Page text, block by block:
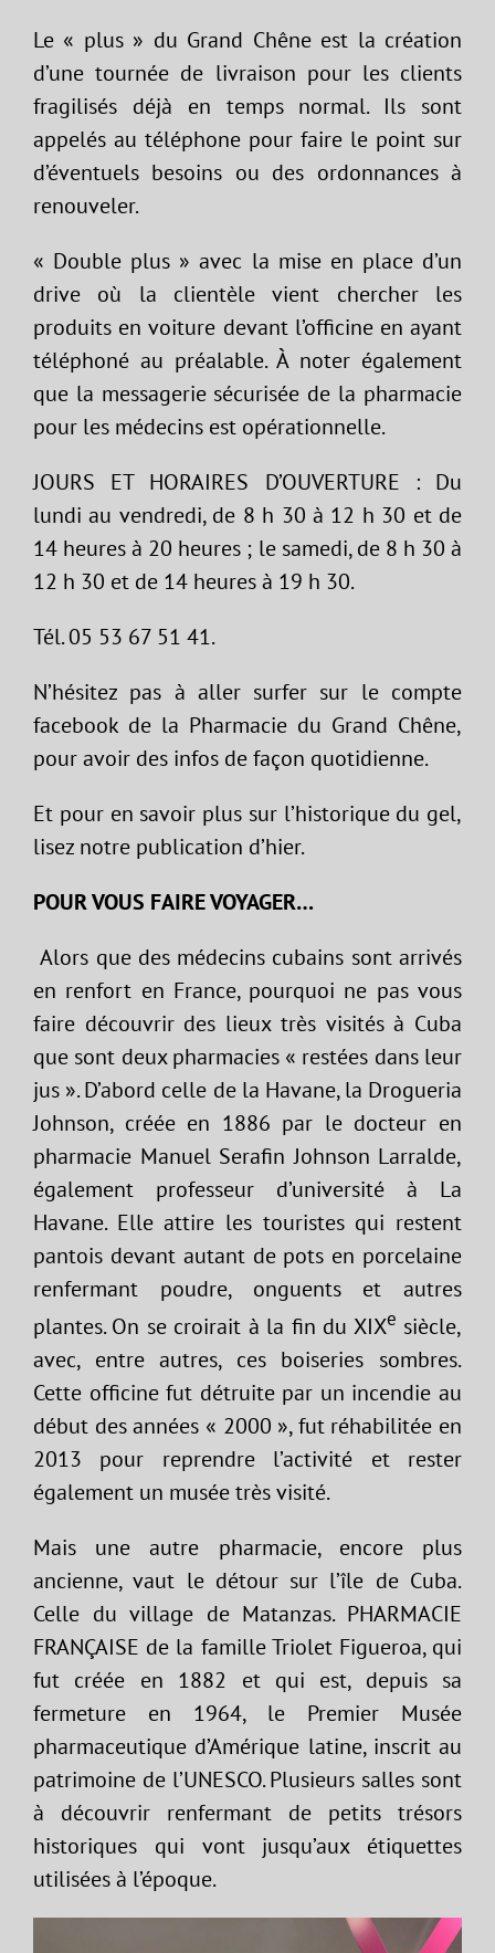
Le « plus » du Grand Chêne est la création
d’une tournée de livraison pour les clients
fragilisés déjà en temps normal. Ils sont
appelés au téléphone pour faire le point sur
d’éventuels besoins ou des ordonnances à
renouveler.
« Double plus » avec la mise en place d’un
drive où la clientèle vient chercher les
produits en voiture devant l’officine en ayant
téléphoné au préalable. À noter également
que la messagerie sécurisée de la pharmacie
pour les médecins est opérationnelle.
JOURS ET HORAIRES D’OUVERTURE : Du
lundi au vendredi, de 8 h 30 à 12 h 30 et de
14 heures à 20 heures ; le samedi, de 8 h 30 à
12 h 30 et de 14 heures à 19 h 30.
Tél. 05 53 67 51 41.
N’hésitez pas à aller surfer sur le compte
facebook de la Pharmacie du Grand Chêne,
pour avoir des infos de façon quotidienne.
Et pour en savoir plus sur l’historique du gel,
lisez notre publication d’hier.
POUR VOUS FAIRE VOYAGER…
Alors que des médecins cubains sont arrivés
en renfort en France, pourquoi ne pas vous
faire découvrir des lieux très visités à Cuba
que sont deux pharmacies « restées dans leur
jus ». D’abord celle de la Havane, la Drogueria
Johnson, créée en 1886 par le docteur en
pharmacie Manuel Serafin Johnson Larralde,
également professeur d’université à La
Havane. Elle attire les touristes qui restent
pantois devant autant de pots en porcelaine
renfermant poudre, onguents et autres
plantes. On se croirait à la fin du XIXe siècle,
avec, entre autres, ces boiseries sombres.
Cette officine fut détruite par un incendie au
début des années « 2000 », fut réhabilitée en
2013 pour reprendre l’activité et rester
également un musée très visité.
Mais une autre pharmacie, encore plus
ancienne, vaut le détour sur l’île de Cuba.
Celle du village de Matanzas. PHARMACIE
FRANÇAISE de la famille Triolet Figueroa, qui
fut créée en 1882 et qui est, depuis sa
fermeture en 1964, le Premier Musée
pharmaceutique d’Amérique latine, inscrit au
patrimoine de l’UNESCO. Plusieurs salles sont
à découvrir renfermant de petits trésors
historiques qui vont jusqu’aux étiquettes
utilisées à l’époque.